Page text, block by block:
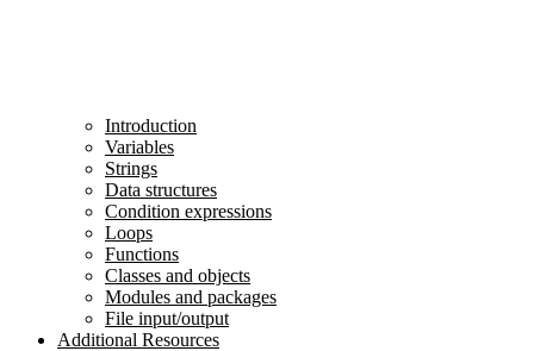
Introduction
Variables
Strings
Data structures
Condition expressions
Loops
Functions
Classes and objects
Modules and packages
File input/output
Additional Resources